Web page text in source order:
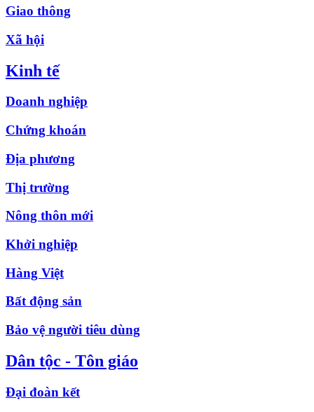
Giao thông
Xã hội
Kinh tế
Doanh nghiệp
Chứng khoán
Địa phương
Thị trường
Nông thôn mới
Khởi nghiệp
Hàng Việt
Bất động sản
Bảo vệ người tiêu dùng
Dân tộc - Tôn giáo
Đại đoàn kết